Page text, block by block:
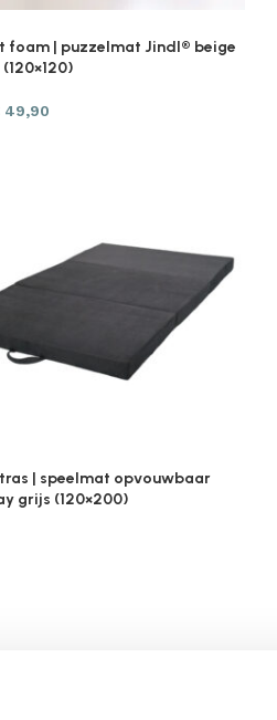
foam | puzzelmat Jindl® beige
49,90
| speelmat opvouwbaar
grijs (120×200)